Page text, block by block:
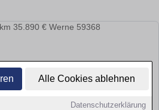
Alle Cookies ablehnen
Datenschutzerklärung